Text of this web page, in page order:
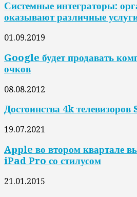
Системные интеграторы:
оказывают различные
01.09.2019
Google будет продавать
очков
08.08.2012
Достоинства 4k
19.07.2021
Apple во втором квартале
iPad Pro со стилусом
21.01.2015